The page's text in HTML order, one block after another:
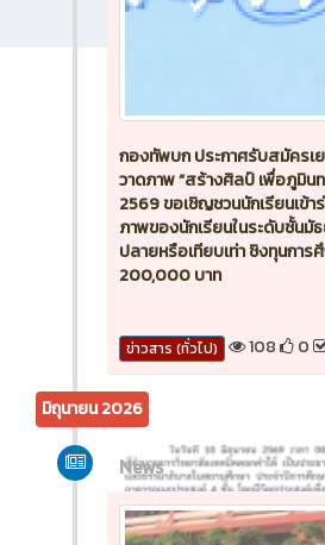
กองทัพบก ประกาศรับสมัครเย
วาดภาพ “สร้างศิลป์ เพื่อภูมิน
2569 ขอเชิญชวนนักเรียนเข้า
ภาพของนักเรียนในระดับชั้น
ปลายหรือเทียบเท่า ชิงทุนการ
200,000 บาท
ข่าวสาร (ทั่วไป) 108 0
มิถุนายน 2026
News